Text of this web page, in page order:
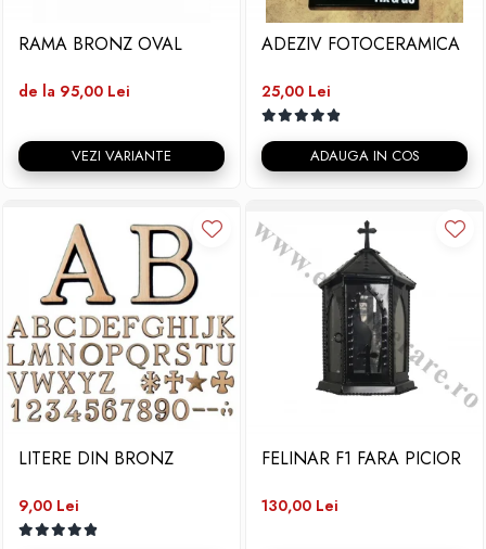
RAMA BRONZ OVAL
de la 95,00 Lei
VEZI VARIANTE
ADEZIV FOTOCERAMICA
25,00 Lei
ADAUGA IN COS
LITERE DIN BRONZ
9,00 Lei
FELINAR F1 FARA PICIOR
130,00 Lei